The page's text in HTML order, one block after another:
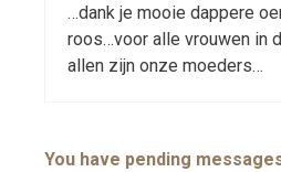
…dank je mooie dappere
roos…voor alle vrouwen in
allen zijn onze moeders…
You have pending